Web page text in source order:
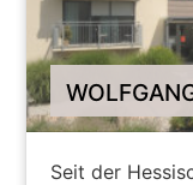
Seit der